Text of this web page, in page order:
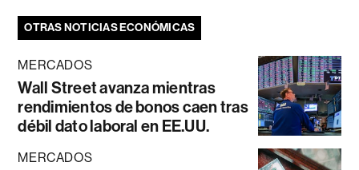
OTRAS NOTICIAS ECONÓMICAS
MERCADOS
Wall Street avanza mientras
rendimientos de bonos caen tras
débil dato laboral en EE.UU.
MERCADOS